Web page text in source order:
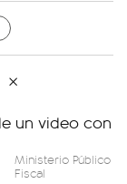
Ministerio Público
Fiscal